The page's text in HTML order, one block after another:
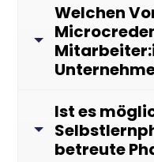
Welchen
Ist es
betreute